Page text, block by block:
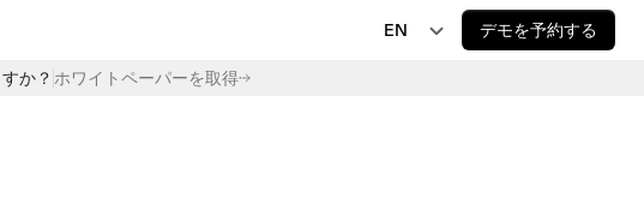
か？ ホワイトペーパーを取得
EN デモを予約する